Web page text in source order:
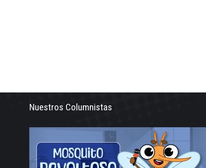
Nuestros Columnistas